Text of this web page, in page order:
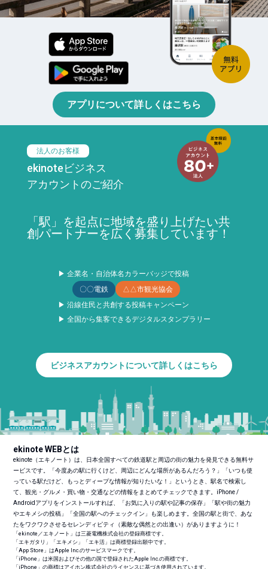
アプリについて詳しくはこちら
法人のお客様
ekinoteビジネス
アカウントのご紹介
「駅」を起点に地域を盛り上げたい共
創パートナーを広く募集しています！
▶ 企業名・自治体名カラーバッジで投稿
〇〇電鉄
△△市観光協会
▶ 沿線住民と共創する投稿キャンペーン
▶ 全国から集客できるデジタルスタンプラリー
ビジネスアカウントについて詳しくはこちら
ekinote WEBとは
ekinote（エキノート）は、日本全国すべての鉄道駅と周辺の街の魅力を発見できる無料サ
ービスです。「今度あの駅に行くけど、周辺にどんな場所があるんだろう？」「いつも使
っている駅だけど、もっとディープな情報が知りたいな！」というとき、駅名で検索し
て、観光・グルメ・買い物・交通などの情報をまとめてチェックできます。iPhone /
Androidアプリをインストールすれば、「お気に入りの駅や記事の保存」「駅や街の魅力
やエキメシの投稿」「全国の駅へのチェックイン」も楽しめます。全国の駅と街で、あな
たをワクワクさせるセレンディピティ（素敵な偶然との出逢い）がありますように！
「ekinote／エキノート」は三菱電機株式会社の登録商標です。
「エキガタリ」「エキメシ」「エキ活」は商標登録出願中です。
「App Store」はApple Inc.のサービスマークです。
「iPhone」は米国およびその他の国で登録されたApple Inc.の商標です。
「iPhone」の商標はアイホン株式会社のライセンスに基づき使用されています。